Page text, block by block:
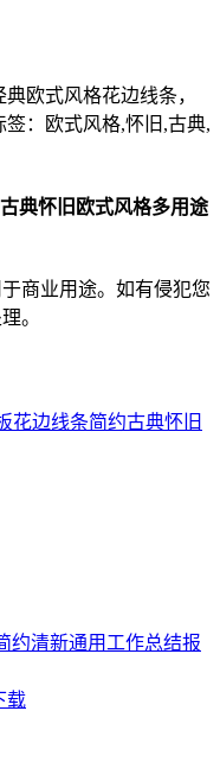
欧式风格花边线条，
：欧式风格,怀旧,古典,
典怀旧欧式风格多用途
商业用途。如有侵犯您
。
花边线条简约古典怀旧
约清新通用工作总结报
载